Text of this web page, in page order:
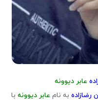
عابر دیوونه
رضازاده به نام عابر دیوونه با